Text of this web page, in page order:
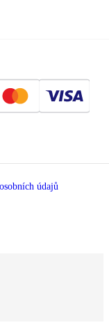
údajů